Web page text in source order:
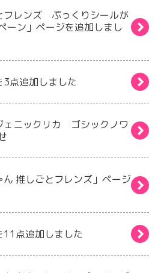
フレンズ ぷっくりシールが
ーン」ページを追加しまし
3点追加しました
ェニックリカ ゴシックノワ
ん 推しごとフレンズ」ページ
11点追加しました